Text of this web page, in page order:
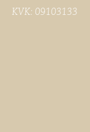
KVK: 09103133